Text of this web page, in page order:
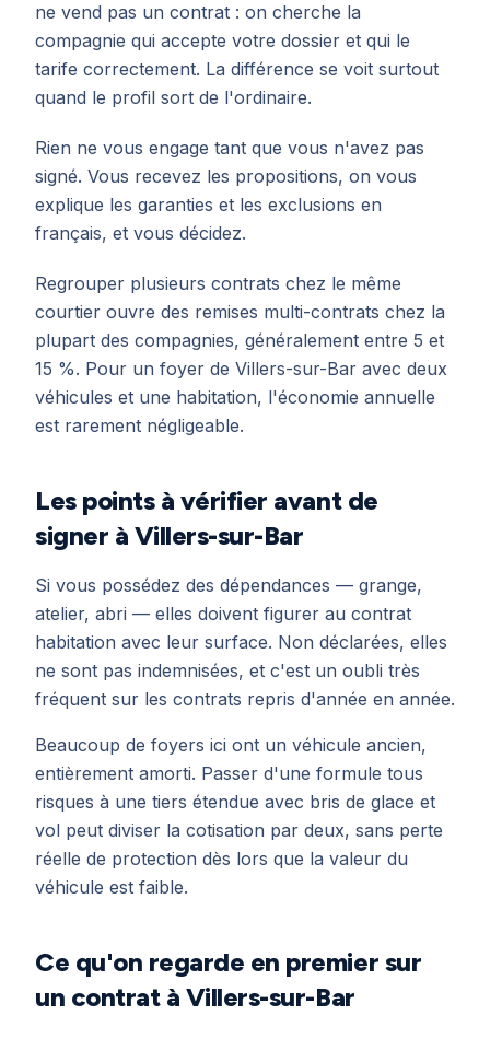
ne vend pas un contrat : on cherche la
compagnie qui accepte votre dossier et qui le
tarife correctement. La différence se voit surtout
quand le profil sort de l'ordinaire.
Rien ne vous engage tant que vous n'avez pas
signé. Vous recevez les propositions, on vous
explique les garanties et les exclusions en
français, et vous décidez.
Regrouper plusieurs contrats chez le même
courtier ouvre des remises multi-contrats chez la
plupart des compagnies, généralement entre 5 et
15 %. Pour un foyer de Villers-sur-Bar avec deux
véhicules et une habitation, l'économie annuelle
est rarement négligeable.
Les points à vérifier avant de
signer à Villers-sur-Bar
Si vous possédez des dépendances — grange,
atelier, abri — elles doivent figurer au contrat
habitation avec leur surface. Non déclarées, elles
ne sont pas indemnisées, et c'est un oubli très
fréquent sur les contrats repris d'année en année.
Beaucoup de foyers ici ont un véhicule ancien,
entièrement amorti. Passer d'une formule tous
risques à une tiers étendue avec bris de glace et
vol peut diviser la cotisation par deux, sans perte
réelle de protection dès lors que la valeur du
véhicule est faible.
Ce qu'on regarde en premier sur
un contrat à Villers-sur-Bar